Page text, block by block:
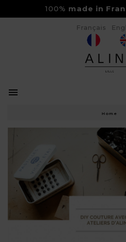
100%made in France

Français
Home